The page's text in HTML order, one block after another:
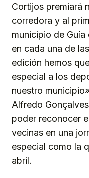
Cortijos premiará
corredora y al
municipio de
en cada una de
edición hemos
especial a los
nuestro
Alfredo
poder reconocer
vecinas en una
especial como la
abril.